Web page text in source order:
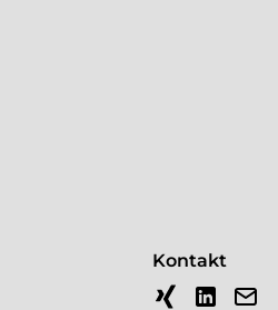
Kontakt